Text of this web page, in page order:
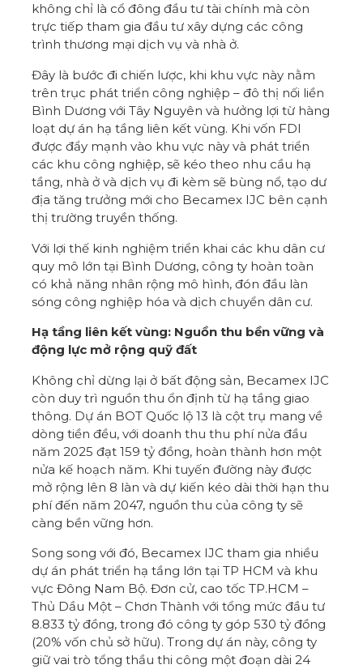
không chỉ là cổ đông đầu tư tài chính mà còn
trực tiếp tham gia đầu tư xây dựng các công
trình thương mại dịch vụ và nhà ở.
Đây là bước đi chiến lược, khi khu vực này nằm
trên trục phát triển công nghiệp – đô thị nối liền
Bình Dương với Tây Nguyên và hưởng lợi từ hàng
loạt dự án hạ tầng liên kết vùng. Khi vốn FDI
được đẩy mạnh vào khu vực này và phát triển
các khu công nghiệp, sẽ kéo theo nhu cầu hạ
tầng, nhà ở và dịch vụ đi kèm sẽ bùng nổ, tạo dư
địa tăng trưởng mới cho Becamex IJC bên cạnh
thị trường truyền thống.
Với lợi thế kinh nghiệm triển khai các khu dân cư
quy mô lớn tại Bình Dương, công ty hoàn toàn
có khả năng nhân rộng mô hình, đón đầu làn
sóng công nghiệp hóa và dịch chuyển dân cư.
Hạ tầng liên kết vùng: Nguồn thu bền vững và
động lực mở rộng quỹ đất
Không chỉ dừng lại ở bất động sản, Becamex IJC
còn duy trì nguồn thu ổn định từ hạ tầng giao
thông. Dự án BOT Quốc lộ 13 là cột trụ mang về
dòng tiền đều, với doanh thu thu phí nửa đầu
năm 2025 đạt 159 tỷ đồng, hoàn thành hơn một
nửa kế hoạch năm. Khi tuyến đường này được
mở rộng lên 8 làn và dự kiến kéo dài thời hạn thu
phí đến năm 2047, nguồn thu của công ty sẽ
càng bền vững hơn.
Song song với đó, Becamex IJC tham gia nhiều
dự án phát triển hạ tầng lớn tại TP HCM và khu
vực Đông Nam Bộ. Đơn cử, cao tốc TP.HCM –
Thủ Dầu Một – Chơn Thành với tổng mức đầu tư
8.833 tỷ đồng, trong đó công ty góp 530 tỷ đồng
(20% vốn chủ sở hữu). Trong dự án này, công ty
giữ vai trò tổng thầu thi công một đoạn dài 24